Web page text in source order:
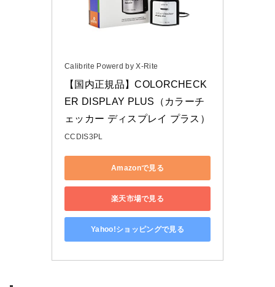
Calibrite Powerd by X-Rite
【国内正規品】COLORCHECK
ER DISPLAY PLUS（カラーチ
ェッカー ディスプレイ プラス）
CCDIS3PL
Amazonで見る
楽天市場で見る
Yahoo!ショッピングで見る